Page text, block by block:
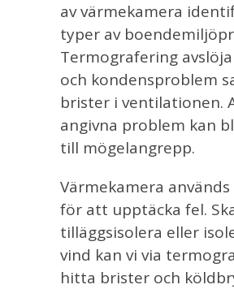
av värmekamera
typer av
Termografering
och kondensproblem
brister i ventilationen.
angivna problem kan
till mögelangrepp.
Värmekamera
för att upptäcka fel.
tilläggsisolera eller
vind kan vi via
hitta brister och